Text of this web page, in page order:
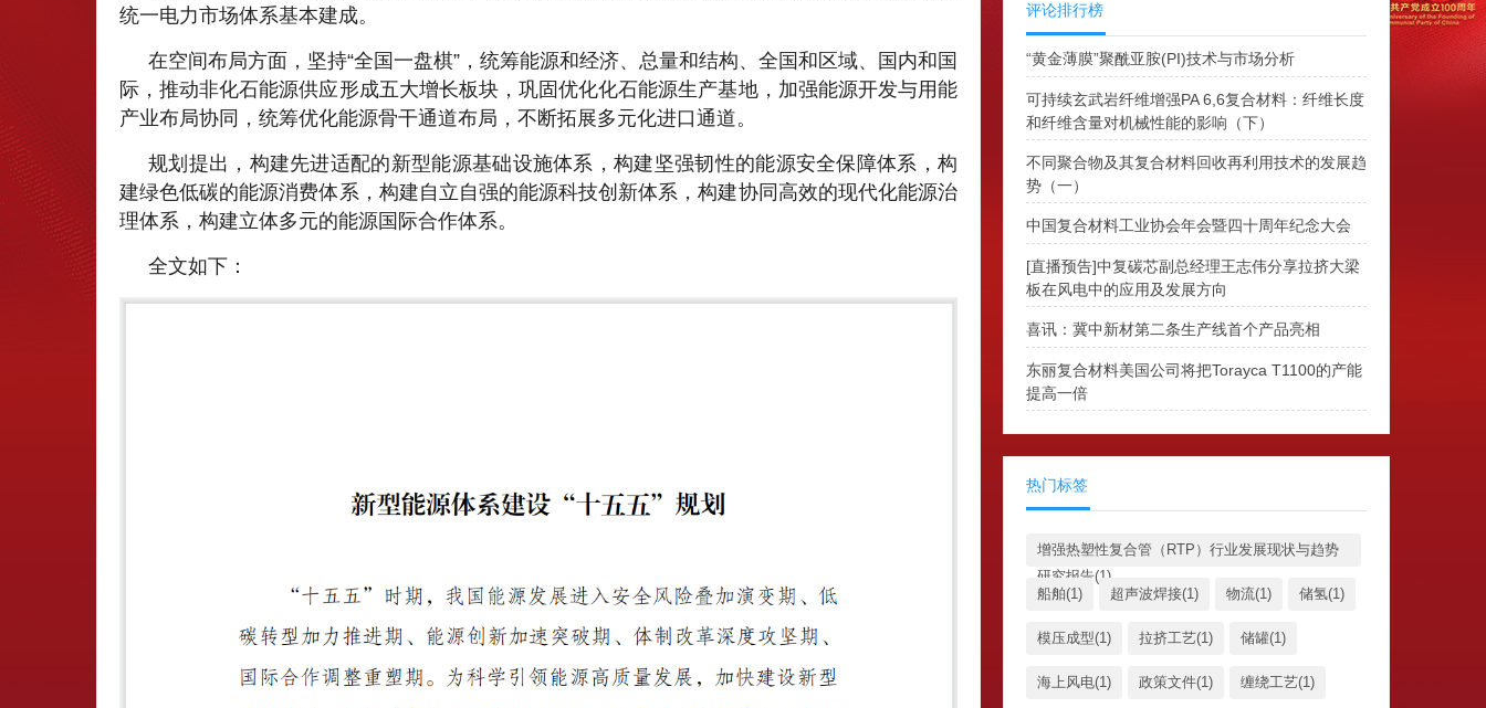
统一电力市场体系基本建成。
在空间布局方面，坚持“全国一盘棋”，统筹能源和经济、总量和结构、全国和区域、国内和国
际，推动非化石能源供应形成五大增长板块，巩固优化化石能源生产基地，加强能源开发与用能
产业布局协同，统筹优化能源骨干通道布局，不断拓展多元化进口通道。
规划提出，构建先进适配的新型能源基础设施体系，构建坚强韧性的能源安全保障体系，构
建绿色低碳的能源消费体系，构建自立自强的能源科技创新体系，构建协同高效的现代化能源治
理体系，构建立体多元的能源国际合作体系。
全文如下：
评论排行榜
“黄金薄膜”聚酰亚胺(PI)技术与市场分析
可持续玄武岩纤维增强PA 6,6复合材料：纤维长度
和纤维含量对机械性能的影响（下）
不同聚合物及其复合材料回收再利用技术的发展趋
势（一）
中国复合材料工业协会年会暨四十周年纪念大会
[直播预告]中复碳芯副总经理王志伟分享拉挤大梁
板在风电中的应用及发展方向
喜讯：冀中新材第二条生产线首个产品亮相
东丽复合材料美国公司将把Torayca T1100的产能
提高一倍
热门标签
增强热塑性复合管（RTP）行业发展现状与趋势
研究报告(1)
船舶(1)
超声波焊接(1) 物流(1) 储氢(1)
模压成型(1) 拉挤工艺(1) 储罐(1)
海上风电(1) 政策文件(1) 缠绕工艺(1)